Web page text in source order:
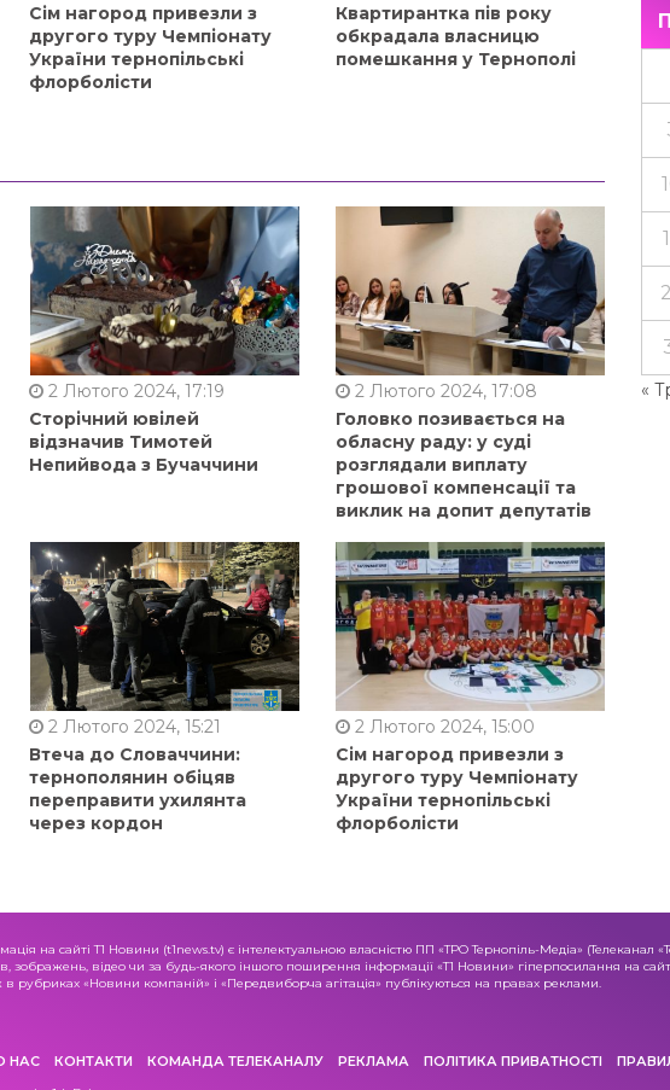
Сім нагород привезли з
другого туру Чемпіонату
України тернопільські
флорболісти
Квартирантка пів року
обкрадала власницю
помешкання у Тернополі
2 Лютого 2024, 17:19
Сторічний ювілей
відзначив Тимотей
Непийвода з Бучаччини
2 Лютого 2024, 17:08
Головко позивається на
обласну раду: у суді
розглядали виплату
грошової компенсації та
виклик на допит депутатів
2 Лютого 2024, 15:21
Втеча до Словаччини:
тернополянин обіцяв
переправити ухилянта
через кордон
2 Лютого 2024, 15:00
Сім нагород привезли з
другого туру Чемпіонату
України тернопільські
флорболісти
«
на сайті Т1 Новини (t1news.tv) є інтелектуальною власністю ПП «ТРО Тернопіль-Медіа» (Телеканал
зображень, відео чи за будь-якого іншого поширення інформації «Т1 Новини» гіперпосилання на
в рубриках «Новини компаній» і «Передвиборча агітація» публікуються на правах реклами.
НАС КОНТАКТИ КОМАНДА ТЕЛЕКАНАЛУ РЕКЛАМА ПОЛІТИКА ПРИВАТНОСТІ